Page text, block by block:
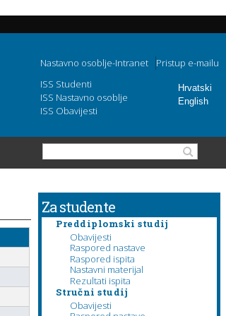
Hrvatski
English
Nastavno osoblje-Intranet
Pristup e-mailu
ISS Studenti
ISS Nastavno osoblje
ISS Obavijesti
Obrazac pretraživanja
Za studente
Preddiplomski studij
Obavijesti
Raspored nastave
Raspored ispita
Nastavni materijal
Rezultati ispita
Stručni studij
Obavijesti